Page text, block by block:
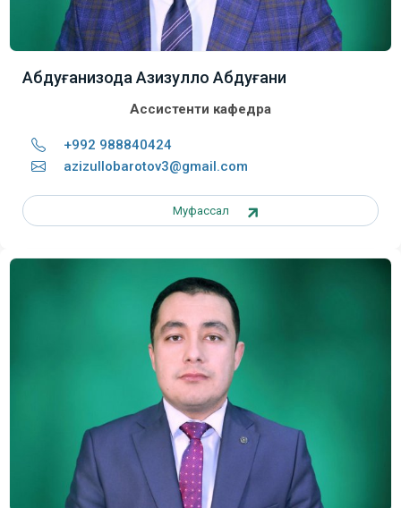
Абдуғанизода Азизулло Абдуғани
Ассистенти кафедра
+992 988840424
azizullobarotov3@gmail.com
Муфассал